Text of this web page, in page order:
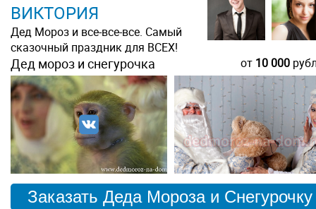
ВИКТОРИЯ
Дед Мороз и все-все-все. Самый
сказочный праздник для ВСЕХ!
Дед мороз и снегурочка от 10 000
Заказать Деда Мороза и Снегурочку